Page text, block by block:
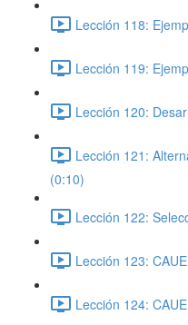
Lección 118:
Lección 119:
Lección 120:
Lección 121:
(0:10)
Lección 122:
Lección 123:
Lección 124: